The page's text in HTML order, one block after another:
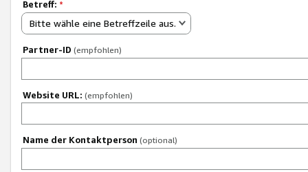
Betreff: *
Bitte wähle eine Betreffzeile aus.
Partner-ID (empfohlen)
Website URL: (empfohlen)
Name der Kontaktperson (optional)